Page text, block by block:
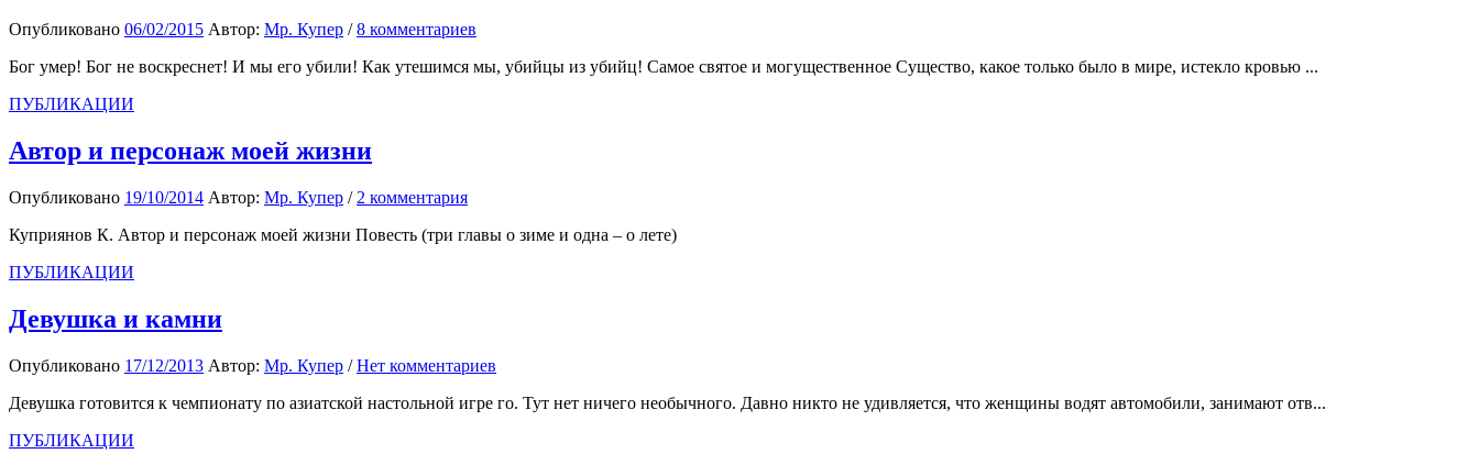
Опубликовано 06/02/2015 Автор: Мр. Купер /8 комментариев
Бог умер! Бог не воскреснет! И мы его убили! Как утешимся мы, убийцы из убийц! Самое святое и могущественное Существо, какое только было в мире, истекло кровью ...
ПУБЛИКАЦИИ
Автор и персонаж моей жизни
Опубликовано 19/10/2014 Автор: Мр. Купер / 2 комментария
Куприянов К. Автор и персонаж моей жизни Повесть (три главы о зиме и одна – о лете)
ПУБЛИКАЦИИ
Девушка и камни
Опубликовано 17/12/2013 Автор: Мр. Купер /Нет комментариев
Девушка готовится к чемпионату по азиатской настольной игре го. Тут нет ничего необычного. Давно никто не удивляется, что женщины водят автомобили, занимают отв...
ПУБЛИКАЦИИ